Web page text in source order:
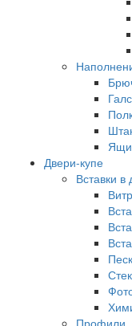
Двери-купе
Вставки в
Профили